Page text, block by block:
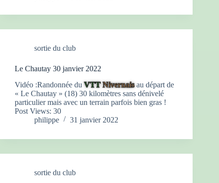
sortie du club
Le Chautay 30 janvier 2022
Vidéo :Randonnée duVTT Nivernaisau départ de
« Le Chautay » (18) 30 kilomètres sans dénivelé
particulier mais avec un terrain parfois bien gras !
Post Views: 30
philippe
31 janvier 2022
sortie du club